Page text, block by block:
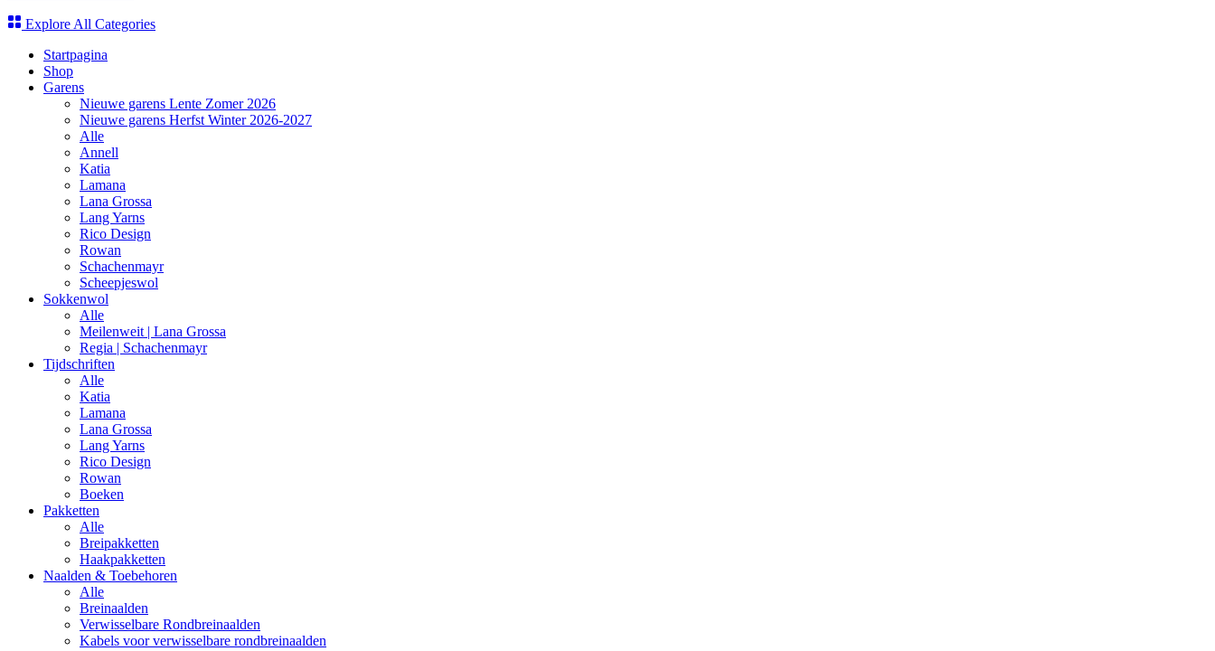
Explore All Categories
Startpagina
Shop
Garens
Nieuwe garens Lente Zomer 2026
Nieuwe garens Herfst Winter 2026-2027
Alle
Annell
Katia
Lamana
Lana Grossa
Lang Yarns
Rico Design
Rowan
Schachenmayr
Scheepjeswol
Sokkenwol
Alle
Meilenweit | Lana Grossa
Regia | Schachenmayr
Tijdschriften
Alle
Katia
Lamana
Lana Grossa
Lang Yarns
Rico Design
Rowan
Boeken
Pakketten
Alle
Breipakketten
Haakpakketten
Naalden & Toebehoren
Alle
Breinaalden
Verwisselbare Rondbreinaalden
Kabels voor verwisselbare rondbreinaalden